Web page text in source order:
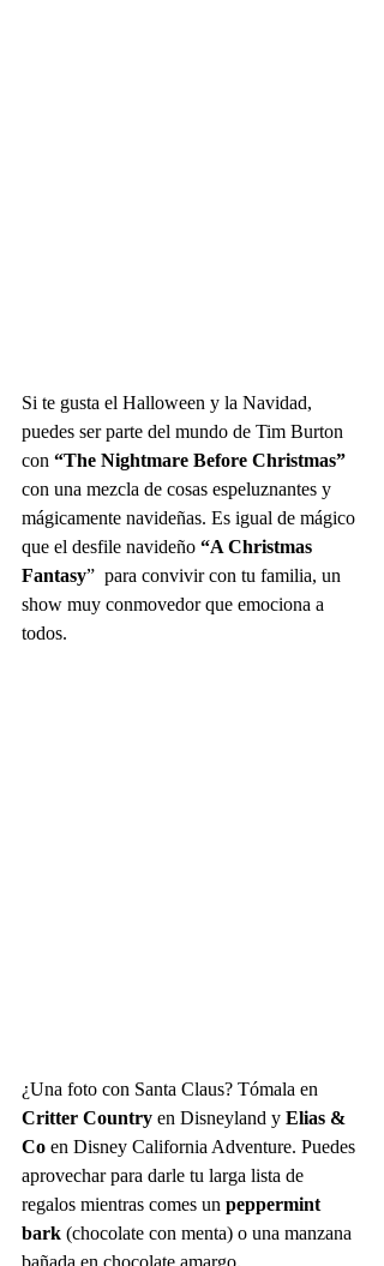
Si te gusta el Halloween y la Navidad,
puedes ser parte del mundo de Tim Burton
con “The Nightmare Before Christmas”
con una mezcla de cosas espeluznantes y
mágicamente navideñas. Es igual de mágico
que el desfile navideño “A Christmas
Fantasy”  para convivir con tu familia, un
show muy conmovedor que emociona a
todos.
¿Una foto con Santa Claus? Tómala en
Critter Country en Disneyland y Elias &
Co en Disney California Adventure. Puedes
aprovechar para darle tu larga lista de
regalos mientras comes un peppermint
bark (chocolate con menta) o una manzana
bañada en chocolate amargo.